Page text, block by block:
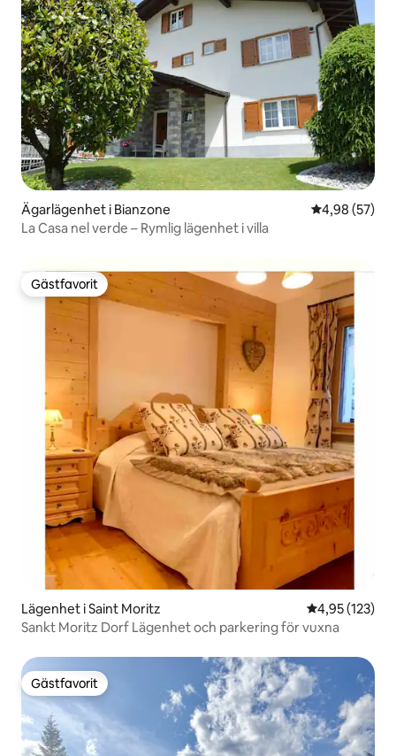
Ägarlägenhet i Bianzone 4,98 av 5 i
4,98 (57)
La Casa nel verde – Rymlig lägenhet i villa
Gästfavorit
Gästfavorit
Lägenhet i Saint Moritz 4,95 av 5 i
4,95 (123)
Sankt Moritz Dorf Lägenhet och parkering för vuxna
Gästfavorit
Gästfavorit